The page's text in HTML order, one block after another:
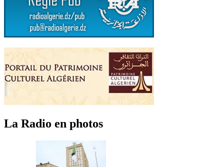
La Radio en photos